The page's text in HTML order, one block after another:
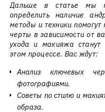
Дальше в статье мы
определить наличие
методы и техники помогут
черты в зависимости от
ухода и макияжа
этом процессе. Вас ждут:
Анализ ключевых
фотографиями.
Советы по стилю и
образа.